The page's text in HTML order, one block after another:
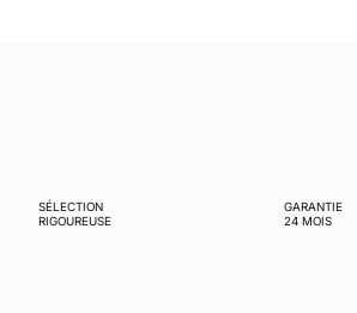
SÉLECTION
RIGOUREUSE
GARANTIE
24 MOIS